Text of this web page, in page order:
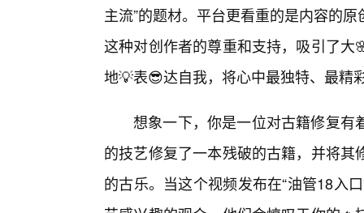
主流”的题材。平台更看重的是内容的
这种对创作者的尊重和支持，吸引了
地💡表😎达自我，将心中最独特、最精
想象一下，你是一位对古籍修复有
的技艺修复了一本残破的古籍，并将
的古乐。当这个视频发布在“油管18入